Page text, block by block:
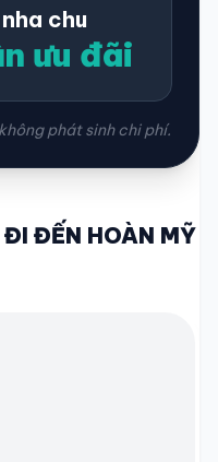
chu
ưu đãi
phát sinh chi phí.
ĐẾN HOÀN MỸ